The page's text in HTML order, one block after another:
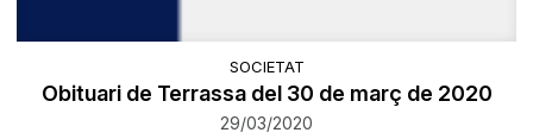
SOCIETAT
Obituari de Terrassa del 30 de març de 2020
29/03/2020